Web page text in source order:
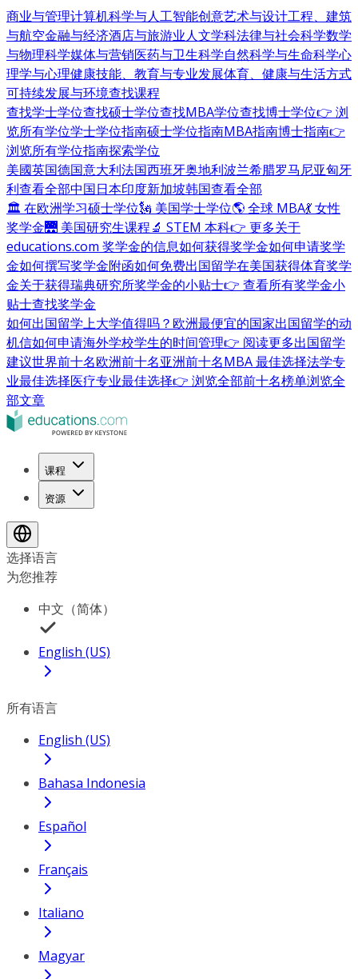
商业与管理计算机科学与人工智能创意艺术与设计工程、建筑
与航空金融与经济酒店与旅游业人文学科法律与社会科学数学
与物理科学媒体与营销医药与卫生科学自然科学与生命科学心
理学与心理健康技能、教育与专业发展体育、健康与生活方式
可持续发展与环境查找课程
查找学士学位查找硕士学位查找MBA学位查找博士学位👉 浏
览所有学位学士学位指南硕士学位指南MBA指南博士指南👉
浏览所有学位指南探索学位
美國英国德国意大利法国西班牙奥地利波兰希腊罗马尼亚匈牙
利查看全部中国日本印度新加坡韩国查看全部
🏛 在欧洲学习硕士学位🗽 美国学士学位🌎 全球 MBA💃 女性
奖学金🌉 美国研究生课程🔬 STEM 本科👉 更多关于
educations.com 奖学金的信息如何获得奖学金如何申请奖学
金如何撰写奖学金附函如何免费出国留学在美国获得体育奖学
金关于获得瑞典研究所奖学金的小贴士👉 查看所有奖学金小
贴士查找奖学金
如何出国留学上大学值得吗？ 欧洲最便宜的国家出国留学的动
机信如何申请海外学校学生的时间管理👉 阅读更多出国留学
建议世界前十名欧洲前十名亚洲前十名MBA 最佳选择法学专
业最佳选择医疗专业最佳选择👉 浏览全部前十名榜单浏览全
部文章
课程
资源
选择语言
为您推荐
中文（简体）
English (US)
所有语言
English (US)
Bahasa Indonesia
Español
Français
Italiano
Magyar